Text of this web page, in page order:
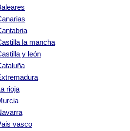
la mancha
y león
rioja
vasco